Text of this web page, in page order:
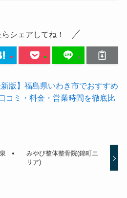
シェアしてね！
新版】福島県いわき市でおすすめ
コミ・料金・営業時間を徹底比
みやび整体整骨院(錦町エ
リア)